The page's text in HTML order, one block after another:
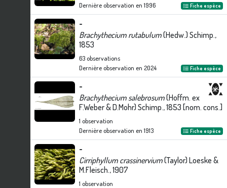
Dernière observation en 1996 Fiche espèce
-
Brachythecium rutabulum(Hedw.) Schimp.,
1853
63observations
Dernière observation en 2024 Fiche espèce
-
Brachythecium salebrosum(Hoffm. ex
F.Weber & D.Mohr) Schimp., 1853 [nom. cons.]
1 observation
Dernière observation en 1913 Fiche espèce
-
Cirriphyllum crassinervium(Taylor) Loeske &
M.Fleisch., 1907
1 observation